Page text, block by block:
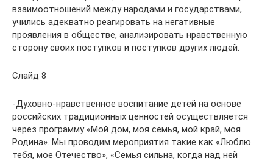
взаимоотношений между народами и государствами,
учились адекватно реагировать на негативные
проявления в обществе, анализировать нравственную
сторону своих поступков и поступков других людей.
Слайд 8
-Духовно-нравственное воспитание детей на основе
российских традиционных ценностей осуществляется
через программу «Мой дом, моя семья, мой край, моя
Родина». Мы проводим мероприятия такие как «Люблю
тебя, мое Отечество», «Семья сильна, когда над ней